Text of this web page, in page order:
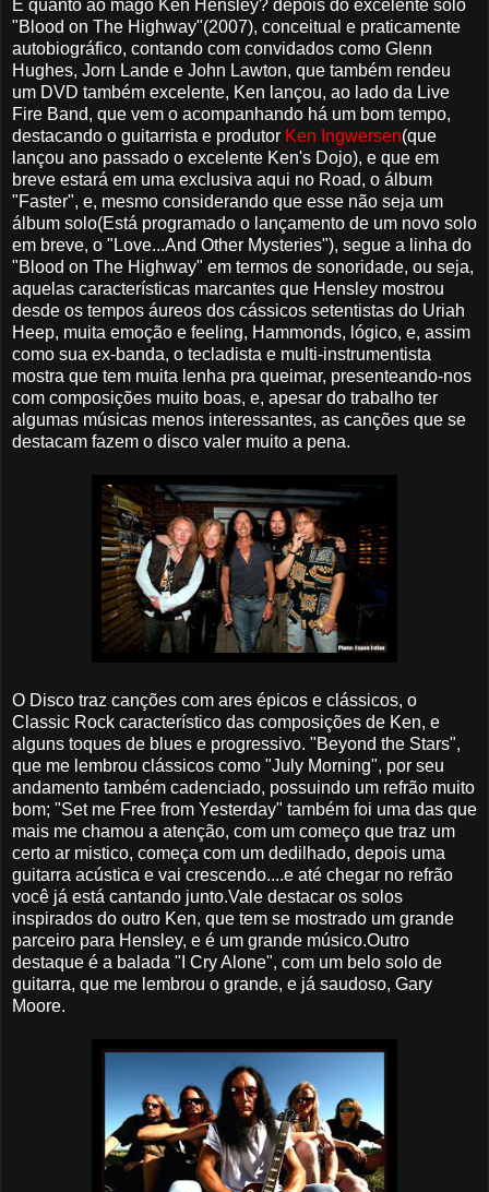
E quanto ao mago Ken Hensley? depois do excelente solo
"Blood on The Highway"(2007), conceitual e praticamente
autobiográfico, contando com convidados como Glenn
Hughes, Jorn Lande e John Lawton, que também rendeu
um DVD também excelente, Ken lançou, ao lado da Live
Fire Band, que vem o acompanhando há um bom tempo,
destacando o guitarrista e produtor Ken Ingwersen(que
lançou ano passado o excelente Ken's Dojo), e que em
breve estará em uma exclusiva aqui no Road, o álbum
"Faster", e, mesmo considerando que esse não seja um
álbum solo(Está programado o lançamento de um novo solo
em breve, o "Love...And Other Mysteries"), segue a linha do
"Blood on The Highway" em termos de sonoridade, ou seja,
aquelas características marcantes que Hensley mostrou
desde os tempos áureos dos cássicos setentistas do Uriah
Heep, muita emoção e feeling, Hammonds, lógico, e, assim
como sua ex-banda, o tecladista e multi-instrumentista
mostra que tem muita lenha pra queimar, presenteando-nos
com composições muito boas, e, apesar do trabalho ter
algumas músicas menos interessantes, as canções que se
destacam fazem o disco valer muito a pena.
O Disco traz canções com ares épicos e clássicos, o
Classic Rock característico das composições de Ken, e
alguns toques de blues e progressivo. "Beyond the Stars",
que me lembrou clássicos como "July Morning", por seu
andamento também cadenciado, possuindo um refrão muito
bom; "Set me Free from Yesterday" também foi uma das que
mais me chamou a atenção, com um começo que traz um
certo ar mistico, começa com um dedilhado, depois uma
guitarra acústica e vai crescendo....e até chegar no refrão
você já está cantando junto.Vale destacar os solos
inspirados do outro Ken, que tem se mostrado um grande
parceiro para Hensley, e é um grande músico.Outro
destaque é a balada "I Cry Alone", com um belo solo de
guitarra, que me lembrou o grande, e já saudoso, Gary
Moore.